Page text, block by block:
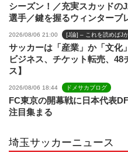
シーズン！／充実スカッドの
選手／鍵を握るウィンターブ
2026/08/06 21:00 [J論] – これを読めばJ
サッカーは「産業」か「文化
ビジネス、チケット転売、
ス】
2026/08/06 18:44 ドメサカブログ
FC東京の開幕戦に日本代表
注目集まる
埼玉サッカーニュース